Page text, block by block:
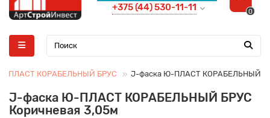
+375 (44) 530-11-11 0
ПЛАСТ КОРАБЕЛЬНЫЙ БРУС J-фаска Ю-ПЛАСТ КОРАБЕЛЬНЫЙ
J-фаска Ю-ПЛАСТ КОРАБЕЛЬНЫЙ БРУС
Коричневая 3,05м